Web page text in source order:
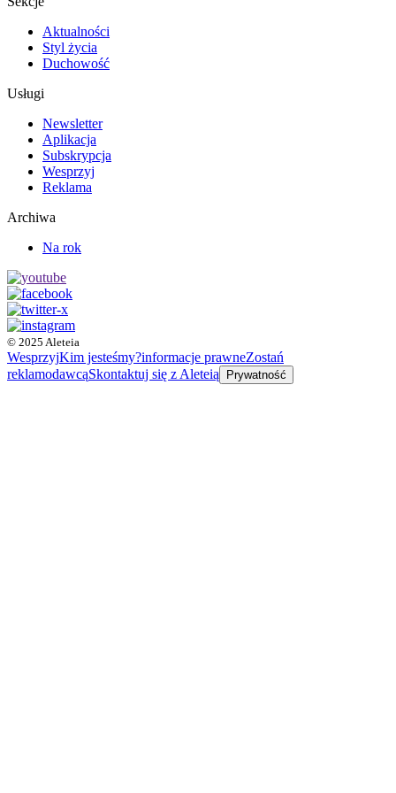
Aktualności
Styl życia
Duchowość
Usługi
Newsletter
Aplikacja
Subskrypcja
Wesprzyj
Reklama
Archiwa
Na rok
© 2025 Aleteia
WesprzyjKim jesteśmy?informacje prawneZostań
reklamodawcąSkontaktuj się z Aleteią Prywatność